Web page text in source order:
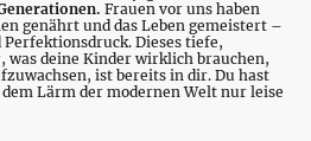
Frauen vor uns haben
genährt und das Leben gemeistert –
Dieses tiefe,
was deine Kinder wirklich brauchen,
ist bereits in dir. Du hast
Lärm der modernen Welt nur leise